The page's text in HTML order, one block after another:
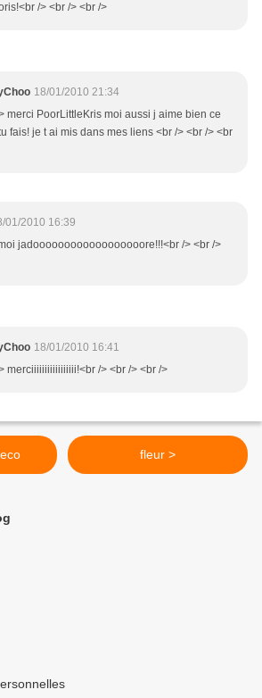
/> <br /> <br />
18/01/2010 21:34
merci PoorLittleKris moi aussi j aime bien ce
fais! je t ai mis dans mes liens <br /> <br /> <br
01/2010 16:39
jadoooooooooooooooooore!!!<br /> <br />
18/01/2010 16:41
merciiiiiiiiiiiiiiiii!<br /> <br /> <br />
fleur >